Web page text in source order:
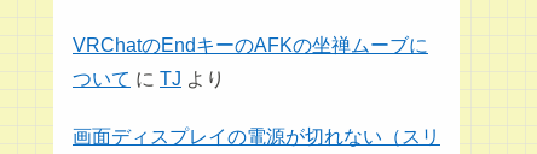
VRChatのEndキーのAFKの坐禅ムーブに
ついて に TJ より
画面ディスプレイの電源が切れない（スリ